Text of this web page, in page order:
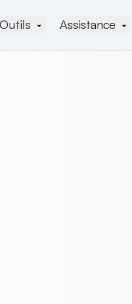
Outils Assistance